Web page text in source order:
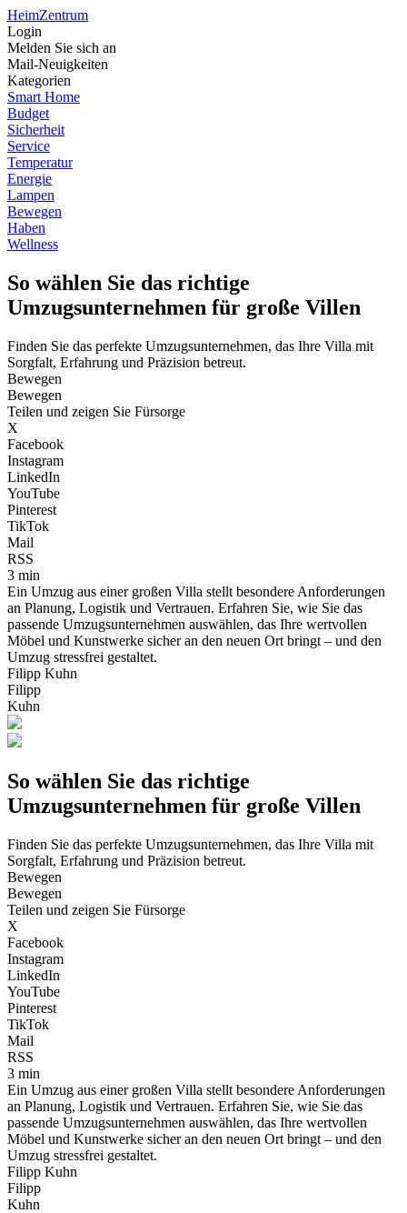
HeimZentrum
Login
Melden Sie sich an
Mail-Neuigkeiten
Kategorien
Smart Home
Budget
Sicherheit
Service
Temperatur
Energie
Lampen
Bewegen
Haben
Wellness
So wählen Sie das richtige
Umzugsunternehmen für große Villen
Finden Sie das perfekte Umzugsunternehmen, das Ihre Villa mit
Sorgfalt, Erfahrung und Präzision betreut.
Bewegen
Bewegen
Teilen und zeigen Sie Fürsorge
X
Facebook
Instagram
LinkedIn
YouTube
Pinterest
TikTok
Mail
RSS
3 min
Ein Umzug aus einer großen Villa stellt besondere Anforderungen
an Planung, Logistik und Vertrauen. Erfahren Sie, wie Sie das
passende Umzugsunternehmen auswählen, das Ihre wertvollen
Möbel und Kunstwerke sicher an den neuen Ort bringt – und den
Umzug stressfrei gestaltet.
Filipp Kuhn
Filipp
Kuhn
So wählen Sie das richtige
Umzugsunternehmen für große Villen
Finden Sie das perfekte Umzugsunternehmen, das Ihre Villa mit
Sorgfalt, Erfahrung und Präzision betreut.
Bewegen
Bewegen
Teilen und zeigen Sie Fürsorge
X
Facebook
Instagram
LinkedIn
YouTube
Pinterest
TikTok
Mail
RSS
3 min
Ein Umzug aus einer großen Villa stellt besondere Anforderungen
an Planung, Logistik und Vertrauen. Erfahren Sie, wie Sie das
passende Umzugsunternehmen auswählen, das Ihre wertvollen
Möbel und Kunstwerke sicher an den neuen Ort bringt – und den
Umzug stressfrei gestaltet.
Filipp Kuhn
Filipp
Kuhn